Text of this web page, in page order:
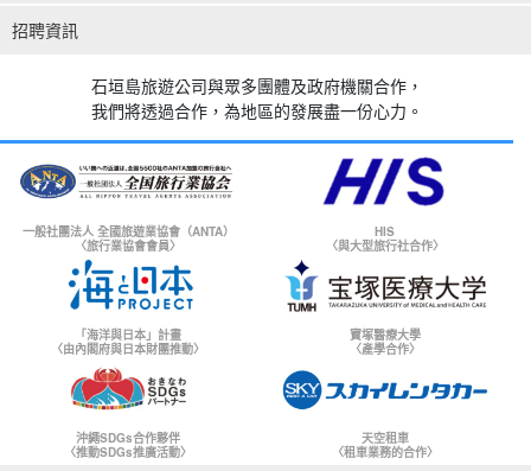
招聘資訊
石垣島旅遊公司與眾多團體及政府機關合作，
我們將透過合作，為地區的發展盡一份心力。
一般社團法人 全國旅遊業協會（ANTA）
〈旅行業協會會員〉
HIS
〈與大型旅行社合作〉
「海洋與日本」計畫
〈由內閣府與日本財團推動〉
寶塚醫療大學
〈產學合作〉
沖繩SDGs合作夥伴
〈推動SDGs推廣活動〉
天空租車
〈租車業務的合作〉